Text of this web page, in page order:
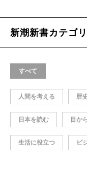
新潮新書カテゴリ
すべて
人間を考える 歴
日本を読む 目か
生活に役立つ ビ